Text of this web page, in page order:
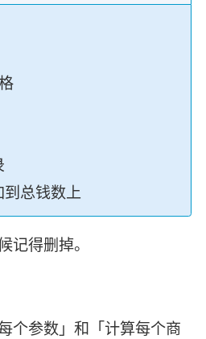
总钱数上
记得删掉。
个参数」和「计算每个商